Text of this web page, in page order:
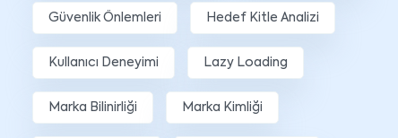
Güvenlik Önlemleri Hedef Kitle Analizi
Kullanıcı Deneyimi Lazy Loading
Marka Bilinirliği Marka Kimliği